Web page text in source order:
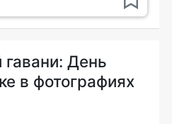
День
в фотографиях